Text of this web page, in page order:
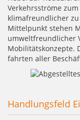
Verkehrsströme
klimafreundlicher
Mittelpunkt stehen
umweltfreundlicher
Mobilitätskonzepte.
fahrten aller
Handlungsfeld